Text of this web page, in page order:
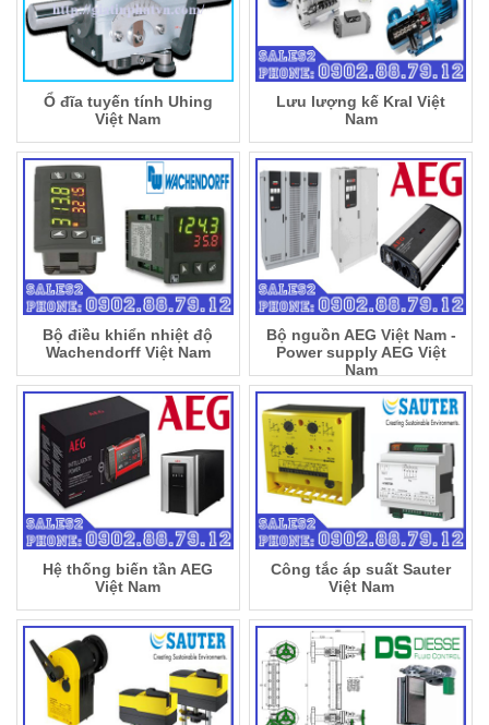
Ổ đĩa tuyến tính Uhing
Việt Nam
Lưu lượng kế Kral Việt
Nam
Bộ điều khiển nhiệt độ
Wachendorff Việt Nam
Bộ nguồn AEG Việt Nam -
Power supply AEG Việt
Nam
Hệ thống biến tần AEG
Việt Nam
Công tắc áp suất Sauter
Việt Nam